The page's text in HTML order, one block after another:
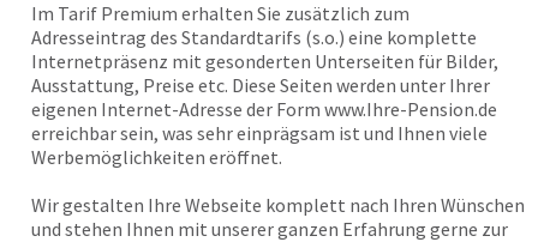
Im Tarif Premium erhalten Sie zusätzlich zum
Adresseintrag des Standardtarifs (s.o.) eine komplette
Internetpräsenz mit gesonderten Unterseiten für Bilder,
Ausstattung, Preise etc. Diese Seiten werden unter Ihrer
eigenen Internet-Adresse der Form www.Ihre-Pension.de
erreichbar sein, was sehr einprägsam ist und Ihnen viele
Werbemöglichkeiten eröffnet.
Wir gestalten Ihre Webseite komplett nach Ihren Wünschen
und stehen Ihnen mit unserer ganzen Erfahrung gerne zur